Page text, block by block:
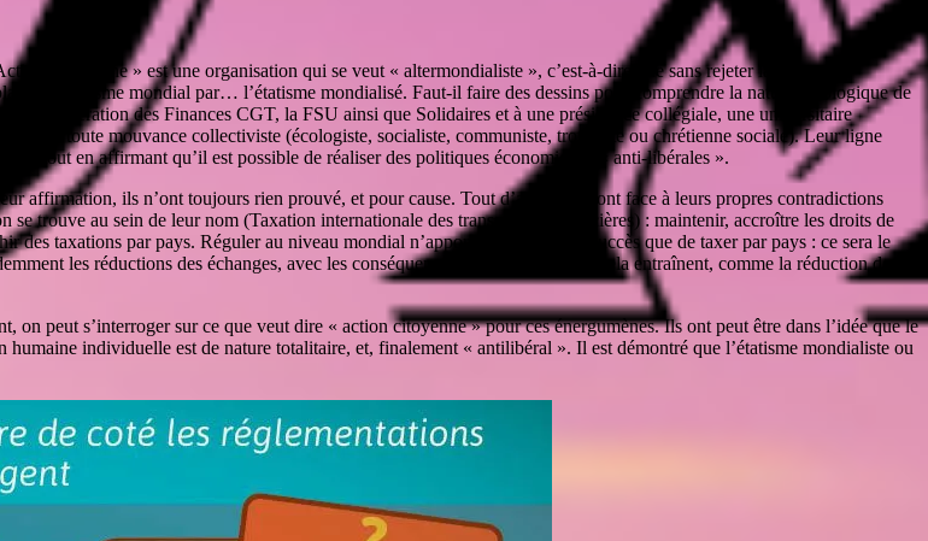
Citoyenne » est une organisation qui se veut « altermondialiste », c’est-à-dire que sans rejeter la
l’étatisme mondial par… l’étatisme mondialisé. Faut-il faire des dessins pour comprendre la nature idéologique de
la Fédération des Finances CGT, la FSU ainsi que Solidaires et à une présidence collégiale, une universitaire
dans toute mouvance collectiviste (écologiste, socialiste, communiste, trotskiste ou chrétienne sociale). Leur ligne
tout en affirmant qu’il est possible de réaliser des politiques économiques « anti-libérales ».
affirmation, ils n’ont toujours rien prouvé, et pour cause. Tout d’abord, ils font face à leurs propres contradictions
trouve au sein de leur nom (Taxation internationale des transactions financières) : maintenir, accroître les droits de
des taxations par pays. Réguler au niveau mondial n’apportera pas plus de succès que de taxer par pays : ce sera le
les réductions des échanges, avec les conséquences économiques que cela entraînent, comme la réduction des
peut s’interroger sur ce que veut dire « action citoyenne » pour ces énergumènes. Ils ont peut être dans l’idée que le
individuelle est de nature totalitaire, et, finalement « antilibéral ». Il est démontré que l’étatisme mondialiste ou